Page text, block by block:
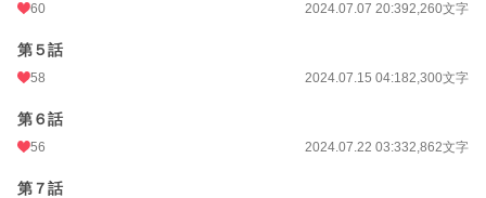
60 2024.07.07 20:392,260文字
第５話
58 2024.07.15 04:182,300文字
第６話
56 2024.07.22 03:332,862文字
第７話